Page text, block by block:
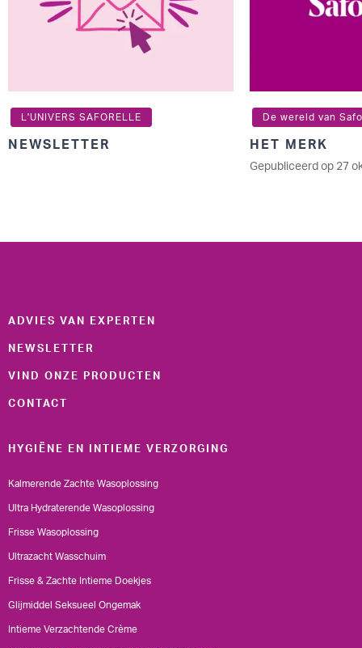
L'UNIVERS SAFORELLE
NEWSLETTER
De wereld van
HET MERK
Gepubliceerd op 27
ADVIES VAN EXPERTEN
NEWSLETTER
VIND ONZE PRODUCTEN
CONTACT
HYGIËNE EN INTIEME VERZORGING
Kalmerende Zachte Wasoplossing
Ultra Hydraterende Wasoplossing
Frisse Wasoplossing
Ultrazacht Wasschuim
Frisse & Zachte Intieme Doekjes
Glijmiddel Seksueel Ongemak
Intieme Verzachtende Crème